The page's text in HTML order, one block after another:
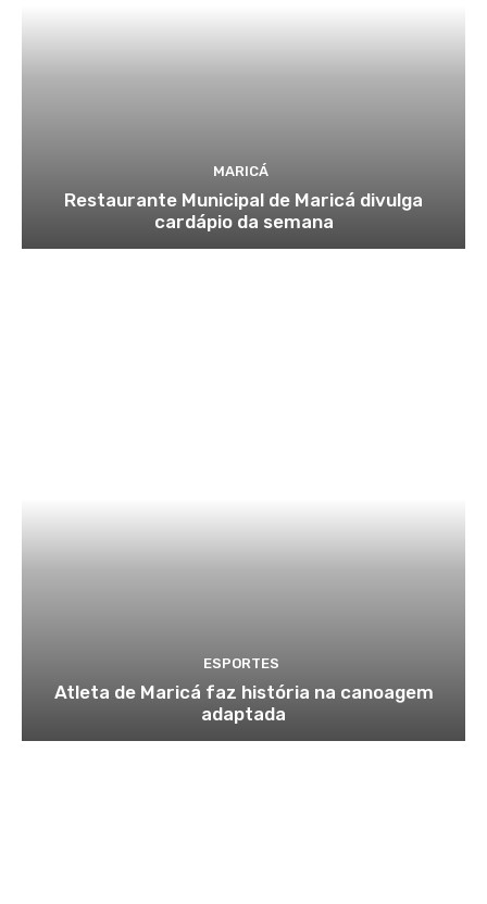
MARICÁ
Restaurante Municipal de Maricá divulga
cardápio da semana
ESPORTES
Atleta de Maricá faz história na canoagem
adaptada